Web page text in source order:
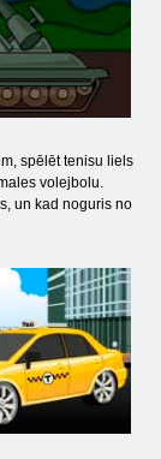
spēlēt tenisu liels
volejbolu.
un kad noguris no